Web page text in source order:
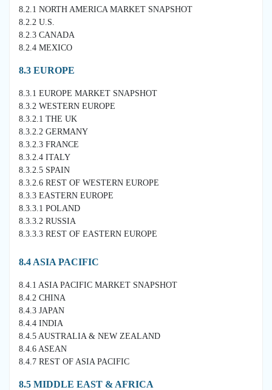
8.2.1 NORTH AMERICA MARKET SNAPSHOT
8.2.2 U.S.
8.2.3 CANADA
8.2.4 MEXICO
8.3 EUROPE
8.3.1 EUROPE MARKET SNAPSHOT
8.3.2 WESTERN EUROPE
8.3.2.1 THE UK
8.3.2.2 GERMANY
8.3.2.3 FRANCE
8.3.2.4 ITALY
8.3.2.5 SPAIN
8.3.2.6 REST OF WESTERN EUROPE
8.3.3 EASTERN EUROPE
8.3.3.1 POLAND
8.3.3.2 RUSSIA
8.3.3.3 REST OF EASTERN EUROPE
8.4 ASIA PACIFIC
8.4.1 ASIA PACIFIC MARKET SNAPSHOT
8.4.2 CHINA
8.4.3 JAPAN
8.4.4 INDIA
8.4.5 AUSTRALIA & NEW ZEALAND
8.4.6 ASEAN
8.4.7 REST OF ASIA PACIFIC
8.5 MIDDLE EAST & AFRICA